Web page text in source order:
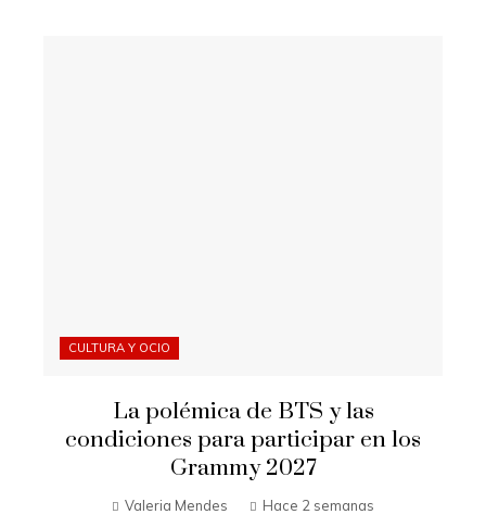
CULTURA Y OCIO
La polémica de BTS y las
condiciones para participar en los
Grammy 2027
Valeria Mendes Hace 2 semanas